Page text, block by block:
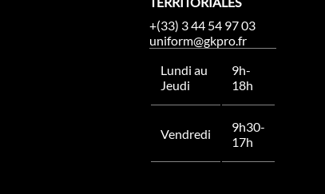
+(33) 3 44 54 97 03
uniform@gkpro.fr
Lundi au
Jeudi
9h-
18h
Vendredi
9h30-
17h